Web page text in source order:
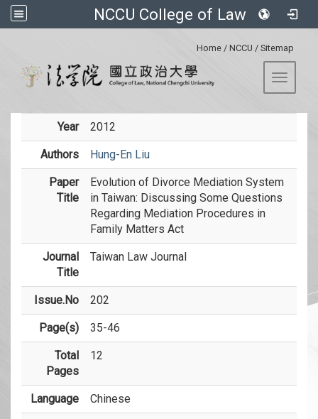
NCCU College of Law
Home / NCCU / Sitemap
Toggle
Year 2012
Authors Hung-En Liu
Paper
Title
Evolution of Divorce Mediation System
in Taiwan: Discussing Some Questions
Regarding Mediation Procedures in
Family Matters Act
Journal
Title
Taiwan Law Journal
Issue.No 202
Page(s) 35-46
Total
Pages
12
Language Chinese